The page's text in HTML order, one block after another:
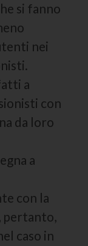
si fanno
nei
a
con
da loro
a
con la
pertanto,
caso in